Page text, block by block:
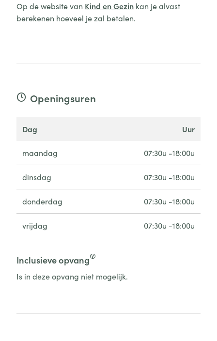
Op de website van Kind en Gezinkan je alvast
berekenen hoeveel je zal betalen.
Openingsuren
dag uur
maandag 07:30u -18:00u
dinsdag 07:30u -18:00u
donderdag 07:30u -18:00u
vrijdag 07:30u -18:00u
Inclusieve opvang
Is in deze opvang niet mogelijk.